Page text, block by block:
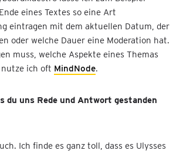
eines Textes so eine Art
eintragen mit dem aktuellen Datum, der
oder welche Dauer eine Moderation hat.
muss, welche Aspekte eines Themas
ich oft MindNode.
du uns Rede und Antwort gestanden
Ich finde es ganz toll, dass es Ulysses